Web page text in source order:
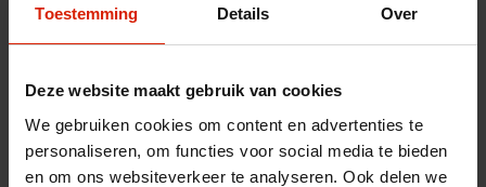
Toestemming Details Over
Deze website maakt gebruik van cookies
We gebruiken cookies om content en advertenties te
personaliseren, om functies voor social media te bieden
en om ons websiteverkeer te analyseren. Ook delen we
Accessoires
Wisselstukken
Blogs
Contact
nl
fr es
Producten getagd met lichte
rollator